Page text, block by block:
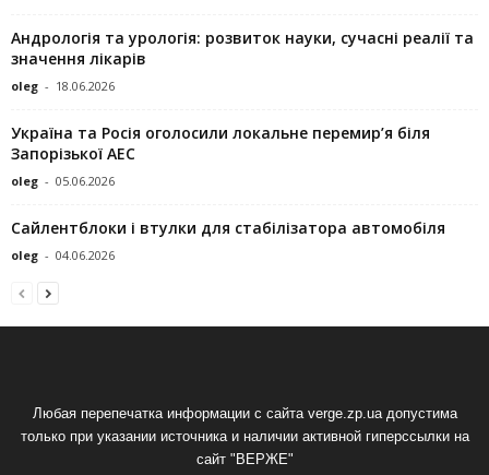
Андрологія та урологія: розвиток науки, сучасні реалії та
значення лікарів
oleg - 18.06.2026
Україна та Росія оголосили локальне перемир’я біля
Запорізької АЕС
oleg - 05.06.2026
Сайлентблоки і втулки для стабілізатора автомобіля
oleg - 04.06.2026
Любая перепечатка информации с сайта verge.zp.ua допустима
только при указании источника и наличии активной гиперссылки на
сайт "ВЕРЖЕ"